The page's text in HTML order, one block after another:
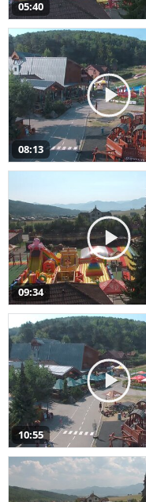
05:40
08:13
09:34
10:55